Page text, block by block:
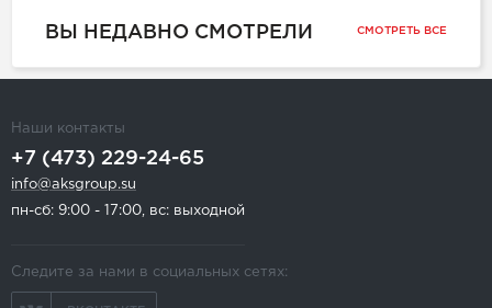
ВЫ НЕДАВНО СМОТРЕЛИ СМОТРЕТЬ ВСЕ
Наши контакты
+7 (473) 229-24-65
info@aksgroup.su
пн-сб: 9:00 - 17:00, вс: выходной
Следите за нами в социальных сетях: